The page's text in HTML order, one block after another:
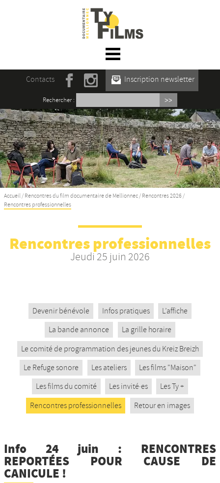
☰ Menu
Accueil
Actualités
L’association
Rencontres du film documentaire de
Mellionnec
Projections
Se former
Maison des Auteur·rices
Nos productions et +
Contacts Inscription newsletter
Rechercher :
Accueil / Rencontres du film documentaire de Mellionnec / Rencontres 2026 /
Rencontres professionnelles
Rencontres professionnelles
Jeudi 25 juin 2026
Devenir bénévole Infos pratiques
L’affiche
La bande annonce
La grille horaire
Le comité de programmation des jeunes du Kreiz Breizh
Le Refuge sonore
Les ateliers
Les films "Maison"
Les films du comité
Les invité·es
Les Ty +
Rencontres professionnelles
Retour en images
Info 24 juin : RENCONTRES
REPORTÉES POUR CAUSE DE
CANICULE !